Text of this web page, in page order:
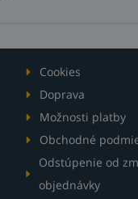
Cookies
Doprava
Možnosti platby
Obchodné
Odstúpenie od
objednávky